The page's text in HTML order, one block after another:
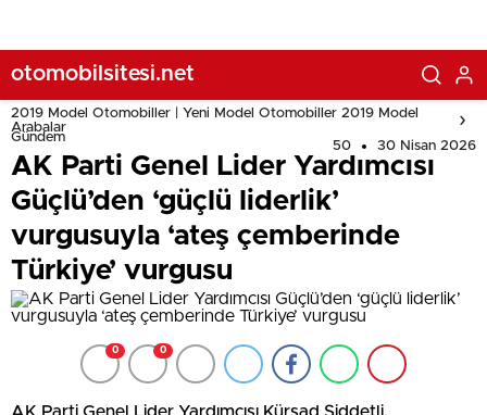
otomobilsitesi.net
2019 Model Otomobiller | Yeni Model Otomobiller 2019 Model
Arabalar
Gündem
50 30 Nisan 2026
AK Parti Genel Lider Yardımcısı
Güçlü’den ‘güçlü liderlik’
vurgusuyla ‘ateş çemberinde
Türkiye’ vurgusu
0 0